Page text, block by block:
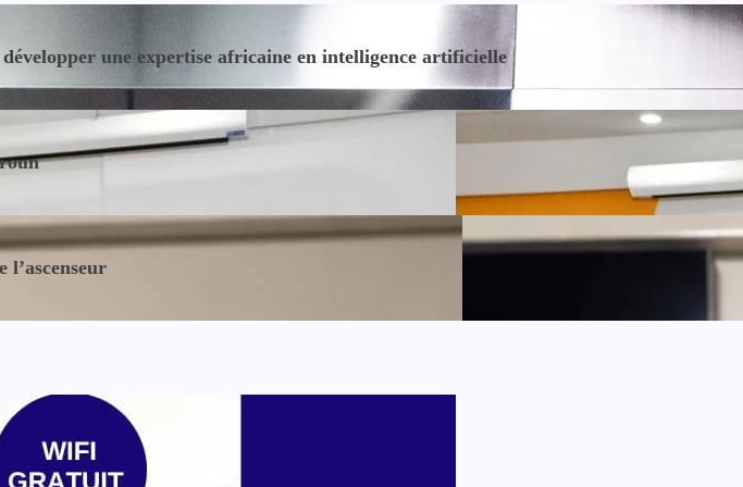
une expertise africaine en intelligence artificielle